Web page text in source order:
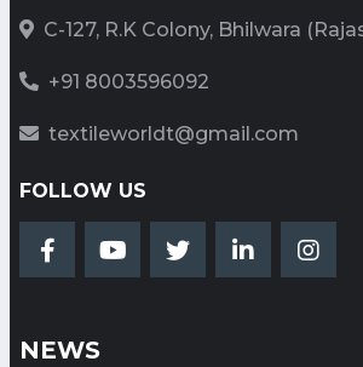
वैल्यू चेन का अद्भुत एवं
Date: 2024-03-18
Date: 2024-02-13
Category: Textile
C-127, R.K Colony, Bhilwara
+91 8003596092
textileworldt@gmail.com
FOLLOW US
NEWS